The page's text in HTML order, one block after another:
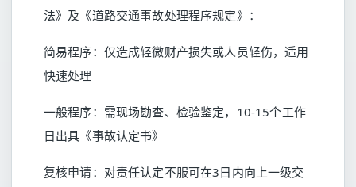
法》及《道路交通事故处理程序规定》：
简易程序：仅造成轻微财产损失或人员轻伤，适用
快速处理
一般程序：需现场勘查、检验鉴定，10-15个工作
日出具《事故认定书》
复核申请：对责任认定不服可在3日内向上一级交